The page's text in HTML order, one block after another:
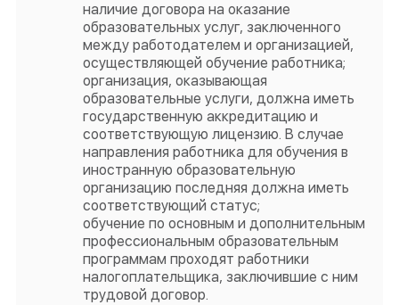
наличие договора на оказание
образовательных услуг, заключенного
между работодателем и организацией,
осуществляющей обучение работника;
организация, оказывающая
образовательные услуги, должна иметь
государственную аккредитацию и
соответствующую лицензию. В случае
направления работника для обучения в
иностранную образовательную
организацию последняя должна иметь
соответствующий статус;
обучение по основным и дополнительным
профессиональным образовательным
программам проходят работники
налогоплательщика, заключившие с ним
трудовой договор.